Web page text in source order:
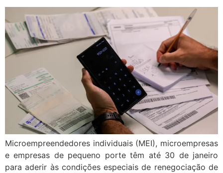
Microempreendedores individuais (MEI), microempresas
e empresas de pequeno porte têm até 30 de janeiro
para aderir às condições especiais de renegociação de